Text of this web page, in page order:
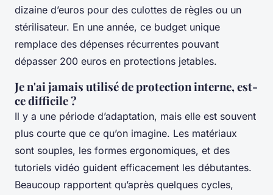
dizaine d’euros pour des culottes de règles ou un
stérilisateur. En une année, ce budget unique
remplace des dépenses récurrentes pouvant
dépasser 200 euros en protections jetables.
Je n'ai jamais utilisé de protection interne, est-
ce difficile ?
Il y a une période d’adaptation, mais elle est souvent
plus courte que ce qu’on imagine. Les matériaux
sont souples, les formes ergonomiques, et des
tutoriels vidéo guident efficacement les débutantes.
Beaucoup rapportent qu’après quelques cycles,